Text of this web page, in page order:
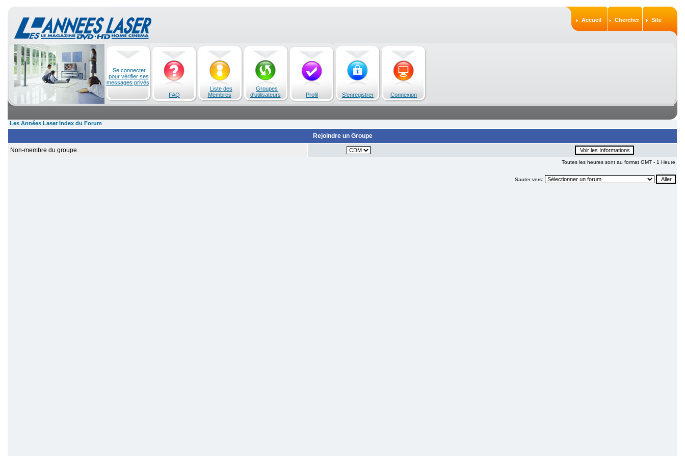
Accueil Chercher Site
Se connecter
pour vérifier ses
messages privés
FAQ
Liste des
Membres
Groupes
d'utilisateurs
Profil S'enregistrer Connexion
Les Années Laser Index du Forum
Rejoindre un Groupe
Non-membre du groupe
Toutes les heures sont au format GMT - 1 Heure
Sauter vers: